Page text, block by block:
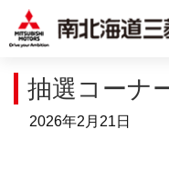
抽選コーナ
2026年2月21日